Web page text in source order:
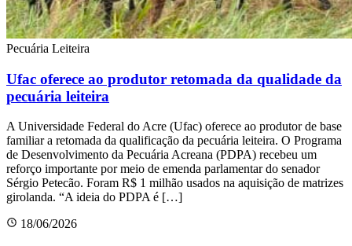
Pecuária Leiteira
Ufac oferece ao produtor retomada da qualidade da
pecuária leiteira
A Universidade Federal do Acre (Ufac) oferece ao produtor de base
familiar a retomada da qualificação da pecuária leiteira. O Programa
de Desenvolvimento da Pecuária Acreana (PDPA) recebeu um
reforço importante por meio de emenda parlamentar do senador
Sérgio Petecão. Foram R$ 1 milhão usados na aquisição de matrizes
girolanda. “A ideia do PDPA é […]
18/06/2026